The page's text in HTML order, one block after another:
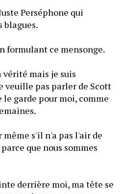
Perséphone qui
blagues.
formulant ce mensonge.
vérité mais je suis
veuille pas parler de Scott
le garde pour moi, comme
s'il n'a pas l'air de
que nous sommes
derrière moi, ma tête se